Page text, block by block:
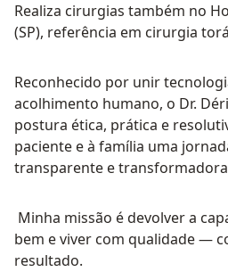
Realiza cirurgias também no
(SP), referência em cirurgia
Reconhecido por unir
acolhimento humano, o Dr.
postura ética, prática e
paciente e à família uma
transparente e
Minha missão é devolver a
bem e viver com qualidade —
resultado.